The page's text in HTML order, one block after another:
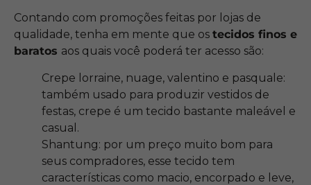
Contando com promoções feitas por lojas de
qualidade, tenha em mente que os tecidos finos e
baratos aos quais você poderá ter acesso são:
Crepe lorraine, nuage, valentino e pasquale:
também usado para produzir vestidos de
festas, crepe é um tecido bastante maleável e
casual.
Shantung: por um preço muito bom para
seus compradores, esse tecido tem
características como macio, encorpado e leve,